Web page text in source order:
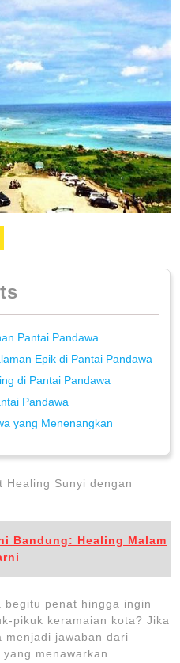
Pantai Pandawa
Epik di Pantai Pandawa
di Pantai Pandawa
Pandawa
yang Menenangkan
Healing Sunyi dengan
Bandung: Healing Malam
begitu penat hingga ingin
pikuk keramaian kota? Jika
menjadi jawaban dari
menawarkan